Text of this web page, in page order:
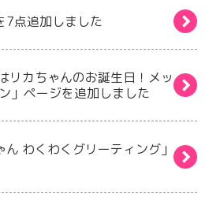
7点追加しました
リカちゃんのお誕生日！メッ
」ページを追加しました
ん わくわくグリーティング」